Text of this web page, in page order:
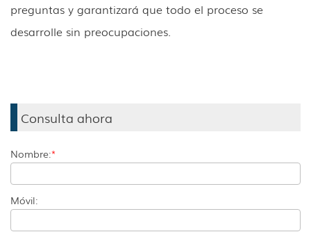
preguntas y garantizará que todo el proceso se
desarrolle sin preocupaciones.
Consulta ahora
Nombre:*
Móvil: